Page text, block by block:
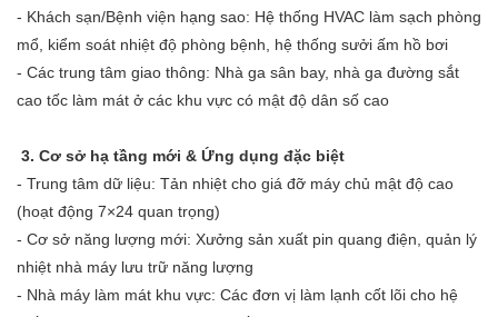
- Khách sạn/Bệnh viện hạng sao: Hệ thống HVAC làm sạch phòng
mổ, kiểm soát nhiệt độ phòng bệnh, hệ thống sưởi ấm hồ bơi
- Các trung tâm giao thông: Nhà ga sân bay, nhà ga đường sắt
cao tốc làm mát ở các khu vực có mật độ dân số cao
3. Cơ sở hạ tầng mới & Ứng dụng đặc biệt
- Trung tâm dữ liệu: Tản nhiệt cho giá đỡ máy chủ mật độ cao
(hoạt động 7×24 quan trọng)
- Cơ sở năng lượng mới: Xưởng sản xuất pin quang điện, quản lý
nhiệt nhà máy lưu trữ năng lượng
- Nhà máy làm mát khu vực: Các đơn vị làm lạnh cốt lõi cho hệ